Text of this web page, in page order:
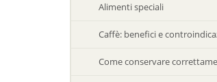
Alimenti speciali
Caffè: benefici e
Come conservare